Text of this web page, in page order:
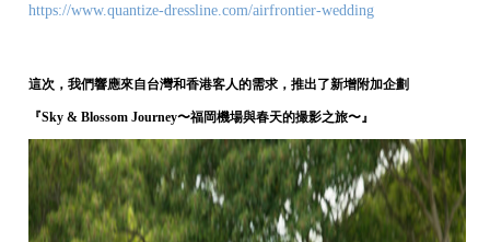
https://www.quantize-dressline.com/airfrontier-wedding
這次，我們響應來自台灣和香港客人的需求，推出了新增附加企劃
『Sky & Blossom Journey〜福岡機場與春天的撮影之旅〜』